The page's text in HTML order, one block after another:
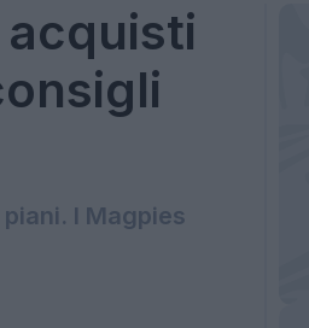
I Magpies